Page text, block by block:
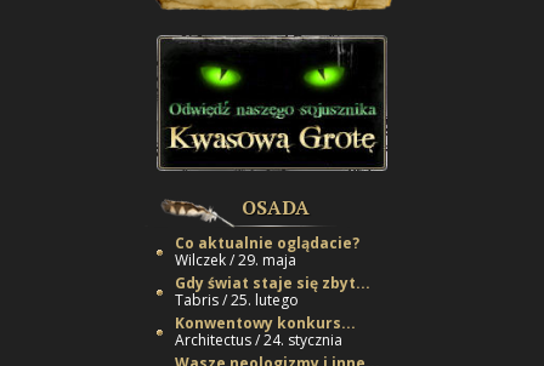
OSADA
Co aktualnie oglądacie?
Wilczek / 29. maja
Gdy świat staje się zbyt...
Tabris / 25. lutego
Konwentowy konkurs...
Architectus / 24. stycznia